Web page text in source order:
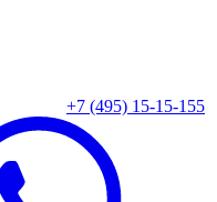
+7 (495) 15-15-155